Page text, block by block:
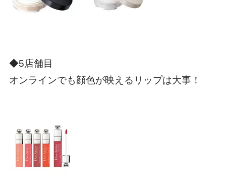
◆5店舗目
オンラインでも顔色が映えるリップは大事！